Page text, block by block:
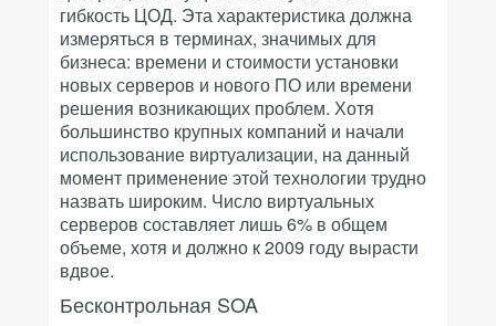
гибкость ЦОД. Эта характеристика должна
измеряться в терминах, значимых для
бизнеса: времени и стоимости установки
новых серверов и нового ПО или времени
решения возникающих проблем. Хотя
большинство крупных компаний и начали
использование виртуализации, на данный
момент применение этой технологии трудно
назвать широким. Число виртуальных
серверов составляет лишь 6% в общем
объеме, хотя и должно к 2009 году вырасти
вдвое.
Бесконтрольная SOA